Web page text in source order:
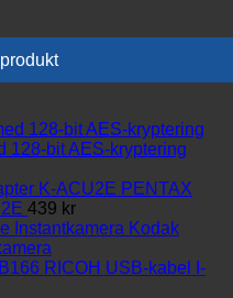
128-bit AES-kryptering
PENTAX
439 kr
Kodak
RICOH USB-kabel I-